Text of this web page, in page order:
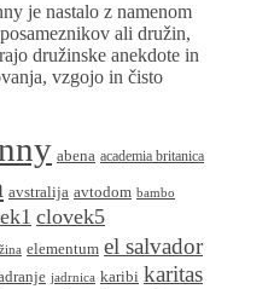
je nastalo z namenom
ali družin,
družinske anekdote in
vzgojo in čisto
abena academia britanica
avstralija avtodom bambo
clovek5
elementum el salvador
jadrnica karibi karitas